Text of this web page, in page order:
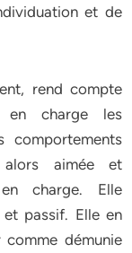
et de
rend compte
en charge les
comportements
aimée et
charge. Elle
passif. Elle en
démunie